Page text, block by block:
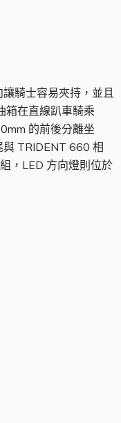
騎士容易夾持，並且
箱在直線趴車騎乘
的前後分離坐
TRIDENT 660 相
，LED 方向燈則位於